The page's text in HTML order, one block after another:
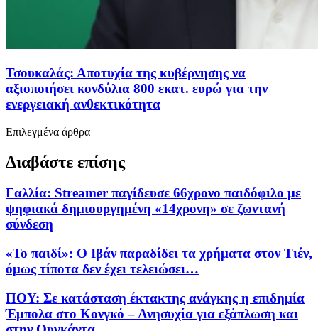
Τσουκαλάς: Αποτυχία της κυβέρνησης να
αξιοποιήσει κονδύλια 800 εκατ. ευρώ για την
ενεργειακή ανθεκτικότητα
Επιλεγμένα άρθρα
Διαβάστε επίσης
Γαλλία: Streamer παγίδευσε 66χρονο παιδόφιλο με
ψηφιακά δημιουργημένη «14χρονη» σε ζωντανή
σύνδεση
«Το παιδί»: Ο Ιβάν παραδίδει τα χρήματα στον Τιέν,
όμως τίποτα δεν έχει τελειώσει…
ΠΟΥ: Σε κατάσταση έκτακτης ανάγκης η επιδημία
Έμπολα στο Κονγκό – Ανησυχία για εξάπλωση και